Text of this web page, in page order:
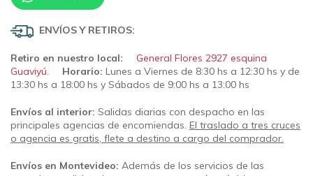
ENVÍOS Y RETIROS:
Retiro en nuestro local:
General Flores 2927 esquina
Guaviyú
Horario: Lunes a Viernes de 8:30 hs a 12:30 hs y de
13:30 hs a 18:00 hs y Sábados de 9:00 hs a 13:00 hs
Envíos al interior: Salidas diarias con despacho en las
principales agencias de encomiendas. El traslado a tres cruces
o agencia es gratis, flete a destino a cargo del comprador.
Envíos en Montevideo: Además de los servicios de las